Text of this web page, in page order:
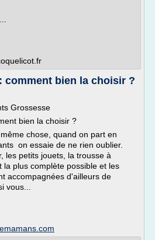
comment bien la choisir ?
Grossesse
bien la choisir ?
chose, quand on part en
on essaie de ne rien oublier.
les petits jouets, la trousse à
la plus complète possible et les
accompagnées d'ailleurs de
vous...